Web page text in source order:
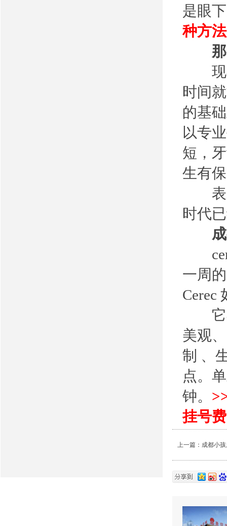
是眼
种方
现在
时间
的基
以专
短，
生有
表示
时代
成
一周
Cerec
它不
美观
制 、
点。
钟。
挂号
上一篇： 成都小